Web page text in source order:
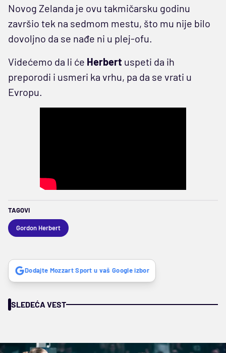
Novog Zelanda je ovu takmičarsku godinu
završio tek na sedmom mestu, što mu nije bilo
dovoljno da se nađe ni u plej-ofu.
Videćemo da li će Herbert uspeti da ih
preporodi i usmeri ka vrhu, pa da se vrati u
Evropu.
TAGOVI
Gordon Herbert
Dodajte Mozzart Sport u vaš Google izbor
SLEDEĆA VEST